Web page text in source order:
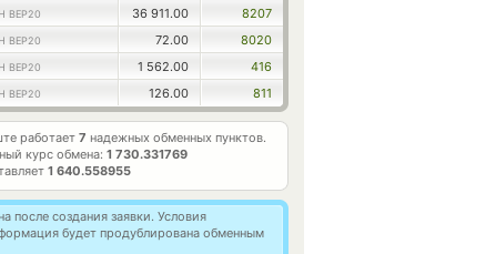
BEP20 36 911.00
8207
BEP20 72.00
8020
BEP20 1 562.00
416
BEP20 126.00 811
работает 7 надежных обменных пунктов.
курс обмена: 1 730.331769
1 640.558955
после создания заявки. Условия
будет продублирована обменным